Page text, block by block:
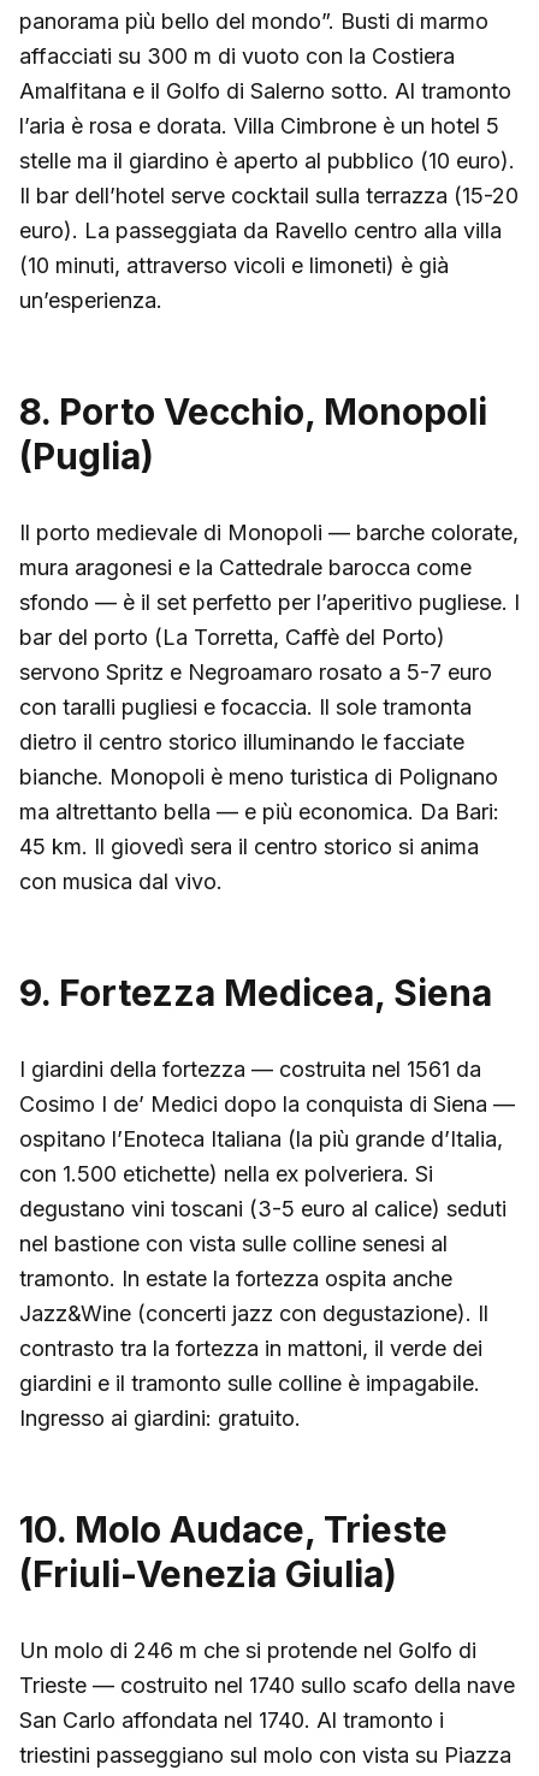
panorama più bello del mondo”. Busti di marmo
affacciati su 300 m di vuoto con la Costiera
Amalfitana e il Golfo di Salerno sotto. Al tramonto
l’aria è rosa e dorata. Villa Cimbrone è un hotel 5
stelle ma il giardino è aperto al pubblico (10 euro).
Il bar dell’hotel serve cocktail sulla terrazza (15-20
euro). La passeggiata da Ravello centro alla villa
(10 minuti, attraverso vicoli e limoneti) è già
un’esperienza.
8. Porto Vecchio, Monopoli
(Puglia)
Il porto medievale di Monopoli — barche colorate,
mura aragonesi e la Cattedrale barocca come
sfondo — è il set perfetto per l’aperitivo pugliese. I
bar del porto (La Torretta, Caffè del Porto)
servono Spritz e Negroamaro rosato a 5-7 euro
con taralli pugliesi e focaccia. Il sole tramonta
dietro il centro storico illuminando le facciate
bianche. Monopoli è meno turistica di Polignano
ma altrettanto bella — e più economica. Da Bari:
45 km. Il giovedì sera il centro storico si anima
con musica dal vivo.
9. Fortezza Medicea, Siena
I giardini della fortezza — costruita nel 1561 da
Cosimo I de’ Medici dopo la conquista di Siena —
ospitano l’Enoteca Italiana (la più grande d’Italia,
con 1.500 etichette) nella ex polveriera. Si
degustano vini toscani (3-5 euro al calice) seduti
nel bastione con vista sulle colline senesi al
tramonto. In estate la fortezza ospita anche
Jazz&Wine (concerti jazz con degustazione). Il
contrasto tra la fortezza in mattoni, il verde dei
giardini e il tramonto sulle colline è impagabile.
Ingresso ai giardini: gratuito.
10. Molo Audace, Trieste
(Friuli-Venezia Giulia)
Un molo di 246 m che si protende nel Golfo di
Trieste — costruito nel 1740 sullo scafo della nave
San Carlo affondata nel 1740. Al tramonto i
triestini passeggiano sul molo con vista su Piazza